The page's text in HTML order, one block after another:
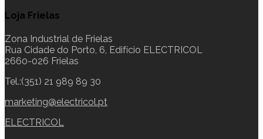
Loja Frielas
Zona Industrial de Frielas
Rua Cidade do Porto, 6, Edifício ELECTRICOL
2660-026 Frielas
Tel.:(351) 21 989 89 30
marketing@electricol.pt
ELECTRICOL